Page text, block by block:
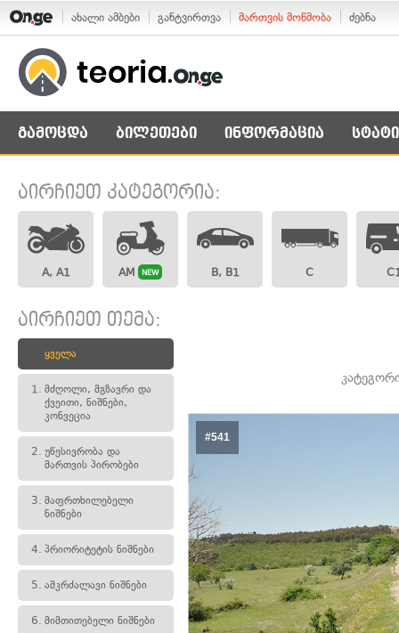
ახალი ამბები განტვირთვა მართვის მოწმობა ძებნა
გამოცდა ბილეთები ინფორმაცია
აირჩიეთ კატეგორია:
A, A1 AM NEW B, B1 C
აირჩიეთ თემა:
ყველა
1. მძღოლი, მგზავრი და
ქვეითი, ნიშნები,
კონვეცია
2. უწესივრობა და
მართვის პირობები
3. მაფრთხილებელი
ნიშნები
4. პრიორიტეტის ნიშნები
5. ამკრძალავი ნიშნები
6. მიმთითებელი ნიშნები
#541